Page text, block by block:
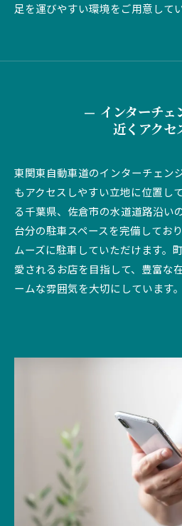
足を運びやすい環境をご用意してい
インターチェ
近くアクセ
東関東自動車道のインターチェン
もアクセスしやすい立地に位置し
る千葉県、佐倉市の水道道路沿い
台分の駐車スペースを完備してお
ムーズに駐車していただけます。
愛されるお店を目指して、豊富な
ームな雰囲気を大切にしています。